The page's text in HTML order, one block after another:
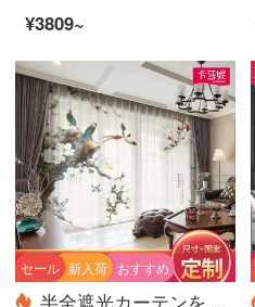
¥3809~
おすすめ
新入荷
セール
半全遮光カーテンをカスタマイズして、紗簾の新中国風の寝室の書斎江南国画カササギの玉蘭の花鳥図の風景図の仕切りカーテンS 0207-カササギの玉蘭の布-フック幅1メートルの価格/何メートルを要して何枚か撮影します。